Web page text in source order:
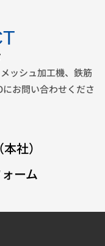
ッシュ加工機、鉄筋
にお問い合わせくださ
社）
ーム